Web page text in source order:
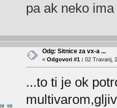
pa ak neko
Odg: Sitnice za vx-a ...
« Odgovori #1 : 02 Travanj,
...to ti je ok